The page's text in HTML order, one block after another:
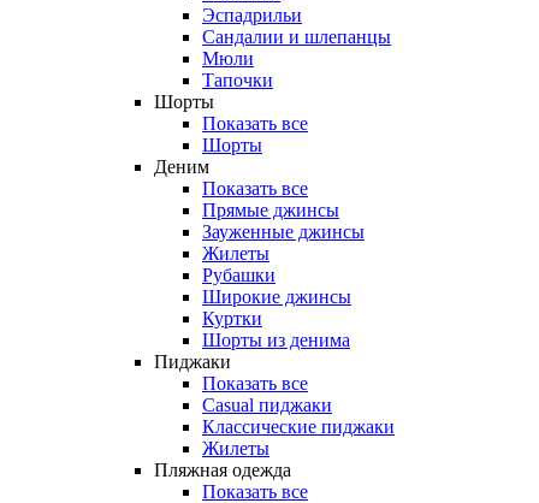
Эспадрильи
Сандалии и шлепанцы
Мюли
Тапочки
Шорты
Показать все
Шорты
Деним
Показать все
Прямые джинсы
Зауженные джинсы
Жилеты
Рубашки
Широкие джинсы
Куртки
Шорты из денима
Пиджаки
Показать все
Casual пиджаки
Классические пиджаки
Жилеты
Пляжная одежда
Показать все